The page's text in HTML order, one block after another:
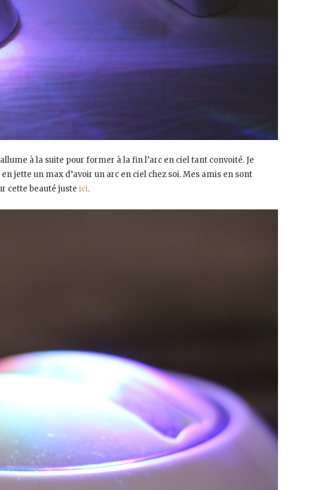
à la suite pour former à la fin l’arc en ciel tant convoité. Je
jette un max d’avoir un arc en ciel chez soi. Mes amis en sont
cette beauté juste ici.